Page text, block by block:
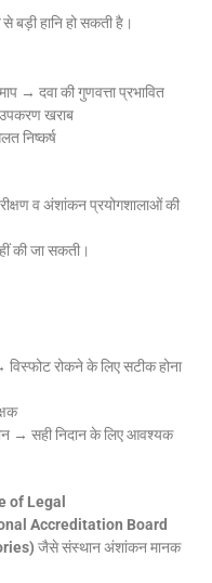
से बड़ी हानि हो सकती है।
→ दवा की गुणवत्ता प्रभावित
खराब
निष्कर्ष
व अंशांकन प्रयोगशालाओं की
की जा सकती।
रोकने के लिए सटीक होना
→ सही निदान के लिए आवश्यक
of Legal
Accreditation Board
जैसे संस्थान अंशांकन मानक